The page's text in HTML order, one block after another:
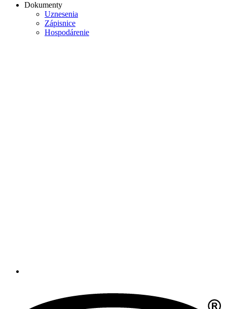
Dokumenty
Uznesenia
Zápisnice
Hospodárenie